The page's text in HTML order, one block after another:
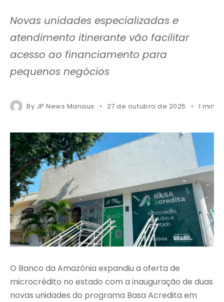
Novas unidades especializadas e
atendimento itinerante vão facilitar
acesso ao financiamento para
pequenos negócios
By JP News Manaus 27 de outubro de 2025 1 mins
O Banco da Amazônia expandiu a oferta de
microcrédito no estado com a inauguração de duas
novas unidades do programa Basa Acredita em